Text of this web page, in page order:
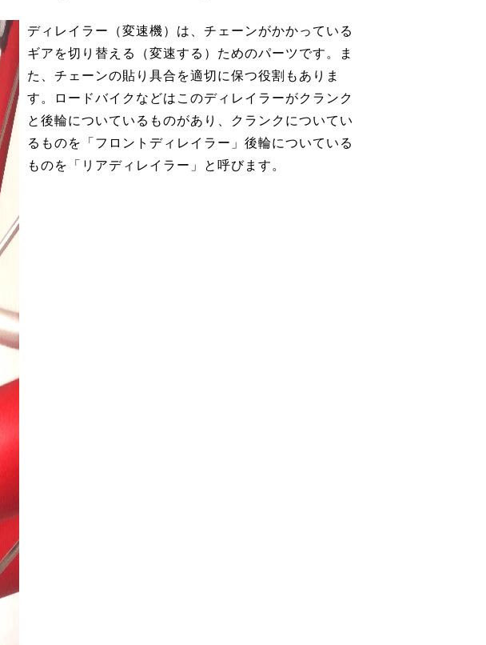
ディレイラー（変速機）は、チェーンがかかっている
ギアを切り替える（変速する）ためのパーツです。ま
た、チェーンの貼り具合を適切に保つ役割もありま
す。ロードバイクなどはこのディレイラーがクランク
と後輪についているものがあり、クランクについてい
るものを「フロントディレイラー」後輪についている
ものを「リアディレイラー」と呼びます。